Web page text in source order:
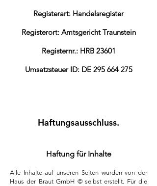
Registerart: Handelsregister
Registerort: Amtsgericht Traunstein
Registernr.: HRB 23601
Umsatzsteuer ID: DE 295 664 275
Haftungsausschluss.
Haftung für Inhalte
Alle Inhalte auf unseren Seiten wurden von der
Haus der Braut GmbH © selbst erstellt. Für die